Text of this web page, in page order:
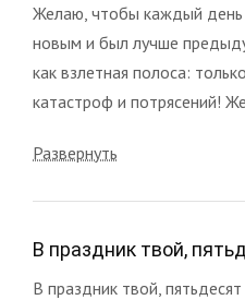
Желаю, чтобы каждый
новым и был лучше
как взлетная полоса:
катастроф и потрясений!
Развернуть
В праздник твой,
В праздник твой, пятьдесят